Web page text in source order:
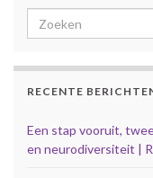
Search for:
RECENTE
Een stap vooruit,
en neurodiversiteit |